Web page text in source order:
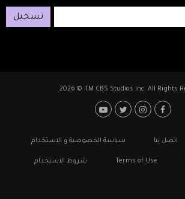
تسجيل
2026 © TM CBS Studios Inc. All Rights
اتصل بنا سياسة الخصوصية و الاستخدام
Terms of Use شروط الاستخدام